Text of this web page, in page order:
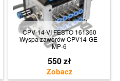
CPV-14-VI FESTO 161360
Wyspa zaworów CPV14-GE-
MP-6
550 zł